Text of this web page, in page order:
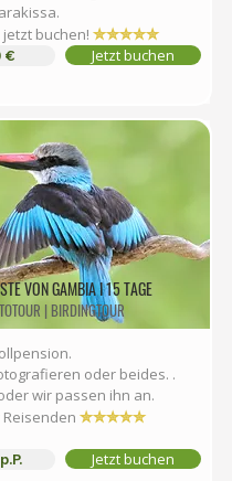
buchen! ✮✮✮✮✮
€ Jetzt buchen
VON GAMBIA I 15 TAGE
| BIRDINGTOUR
oder beides. .
wir passen ihn an.
✮✮✮✮✮
Jetzt buchen